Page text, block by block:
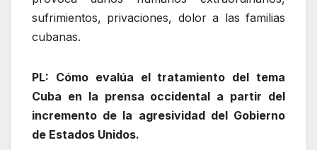
sufrimientos, privaciones, dolor a las familias
cubanas.
PL: Cómo evalúa el tratamiento del tema
Cuba en la prensa occidental a partir del
incremento de la agresividad del Gobierno
de Estados Unidos.